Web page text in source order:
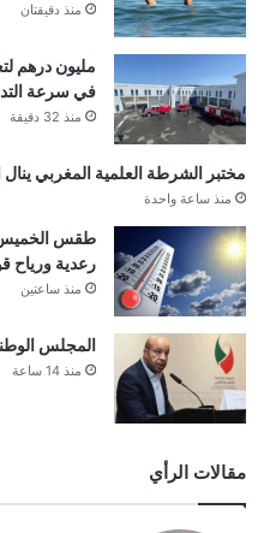
منذ دقيقتان
مليون درهم
في سرعة
منذ 32 دقيقة
مختبر الشرطة العلمية المغربي
منذ ساعة واحدة
طقس الخميس..
رعدية ورياح
منذ ساعتين
المجلس
منذ 14 ساعة
مقالات الرأي